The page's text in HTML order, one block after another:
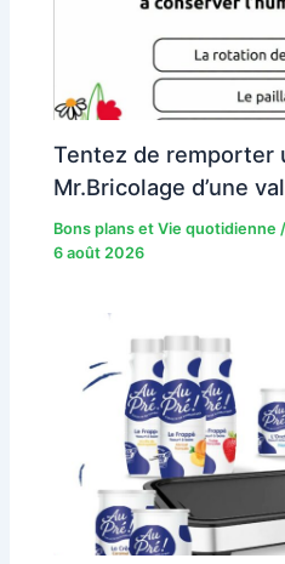
Tentez de remporter
Mr.Bricolage d’une
Bons plans et Vie quotidienne
6 août 2026